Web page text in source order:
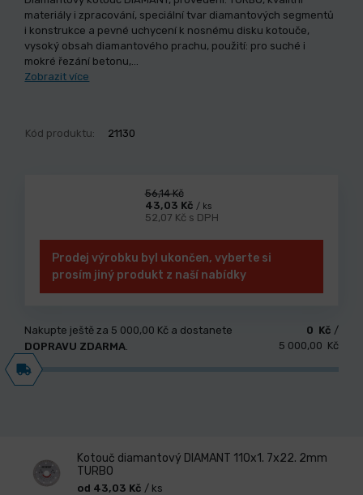
materiály i zpracování, speciální tvar diamantových segmentů
i konstrukce a pevné uchycení k nosnému disku kotouče,
vysoký obsah diamantového prachu, použití: pro suché i
mokré řezání betonu,…
Zobrazit více
Kód produktu: 21130
56,14 Kč
43,03 Kč / ks
52,07 Kč s DPH
Prodej výrobku byl ukončen, vyberte si
prosím jiný produkt z naší nabídky
Nakupte ještě za 5 000,00 Kč a dostanete
DOPRAVU ZDARMA.
0 Kč /
5 000,00 Kč
Kotouč diamantový DIAMANT 110x1. 7x22. 2mm
TURBO
od 43,03 Kč / ks